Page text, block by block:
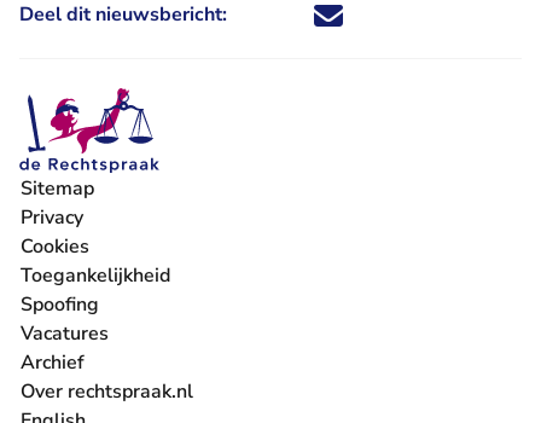
Deel dit nieuwsbericht: Deel dit nieuwsbericht via X -
Deel dit nieuwsbericht via
Deel dit nieuwsbericht
Deel dit
Sitemap
Privacy
Cookies
Toegankelijkheid
Spoofing
Vacatures
- U verlaat Rechtspraak.nl
Archief
Over rechtspraak.nl